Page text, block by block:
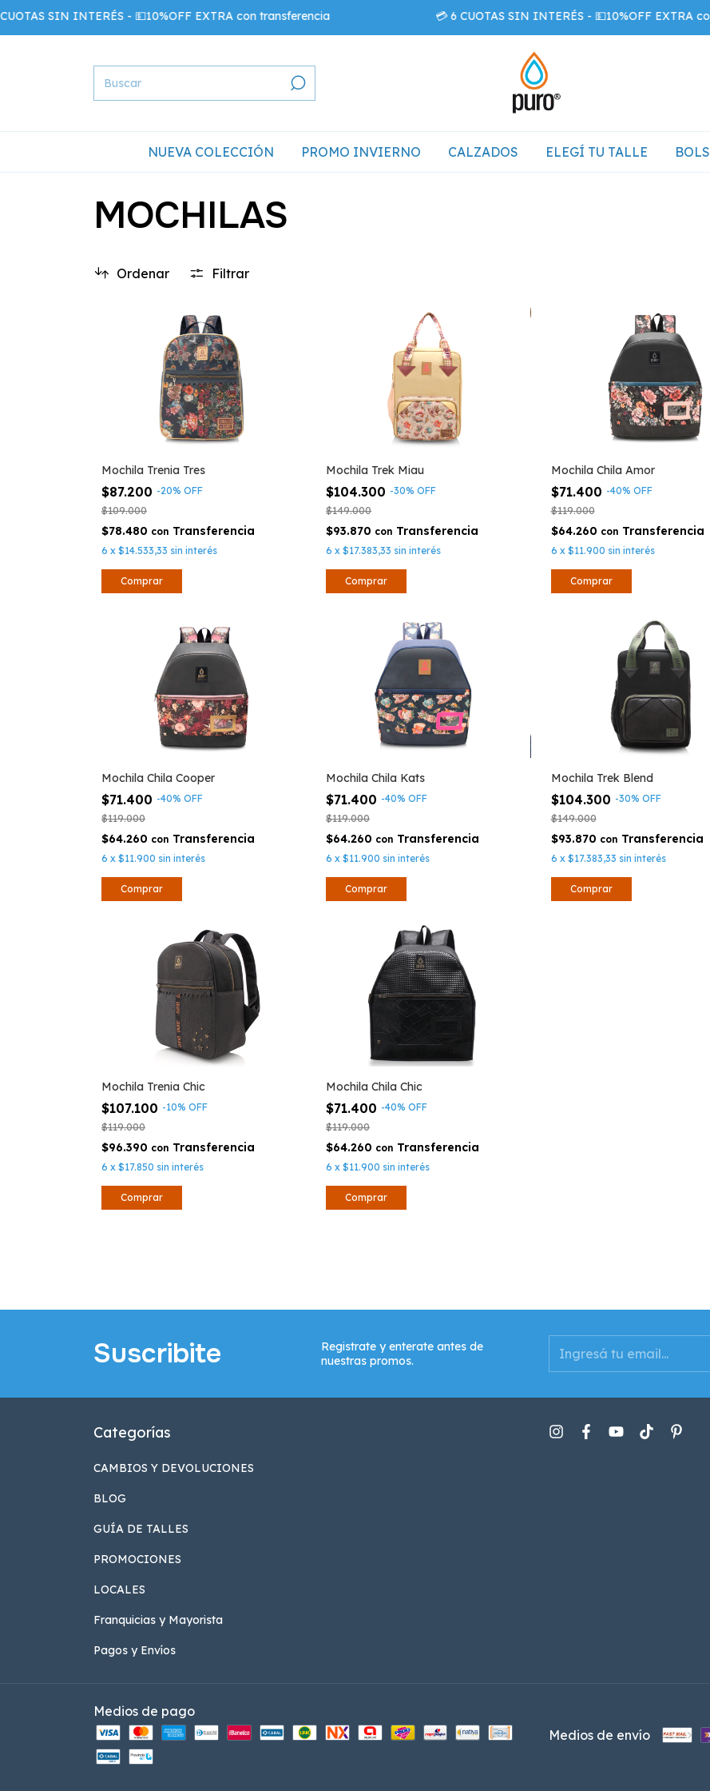
SIN INTERÉS - 💵10%OFF EXTRA con transferencia 💳 6 CUOTAS SIN INTERÉS - 💵10%OFF EXTRA con
NUEVA COLECCIÓN PROMO INVIERNO CALZADOS ELEGÍ TU TALLE
MOCHILAS
Ordenar Filtrar
Mochila Trenia Tres
$87.200 -20% OFF
$109.000
$78.480 con
6 x $14.533,33 sin interés
Mochila Trek Miau
$104.300 -30%OFF
$149.000
$93.870 con
6 x$17.383,33 sin interés
Mochila Chila Amor
$71.400 -40% OFF
$119.000
$64.260 con
6 x $11.900 sin interés
Mochila Chila Cooper
$71.400 -40% OFF
$119.000
$64.260 con
6 x $11.900 sin interés
Mochila Chila Kats
$71.400 -40%OFF
$119.000
$64.260 con
6 x$11.900 sin interés
Mochila Trek Blend
$104.300 -30% OFF
$149.000
$93.870 con
6 x $17.383,33 sin interés
Mochila Trenia Chic
$107.100 -10% OFF
$119.000
$96.390 con
6 x $17.850 sin interés
Mochila Chila Chic
$71.400 -40%OFF
$119.000
$64.260 con
6 x$11.900 sin interés
Suscribite
Registrate y enterate antes de
nuestras promos.
Categorías
CAMBIOS Y DEVOLUCIONES
BLOG
GUÍA DE TALLES
PROMOCIONES
LOCALES
Franquicias y Mayorista
Pagos y Envíos
Medios de pago
Medios de envío